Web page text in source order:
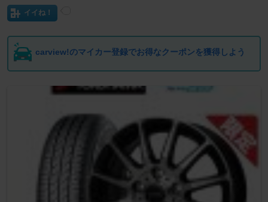
イイね！
carview!のマイカー登録でお得なクーポンを獲得しよう